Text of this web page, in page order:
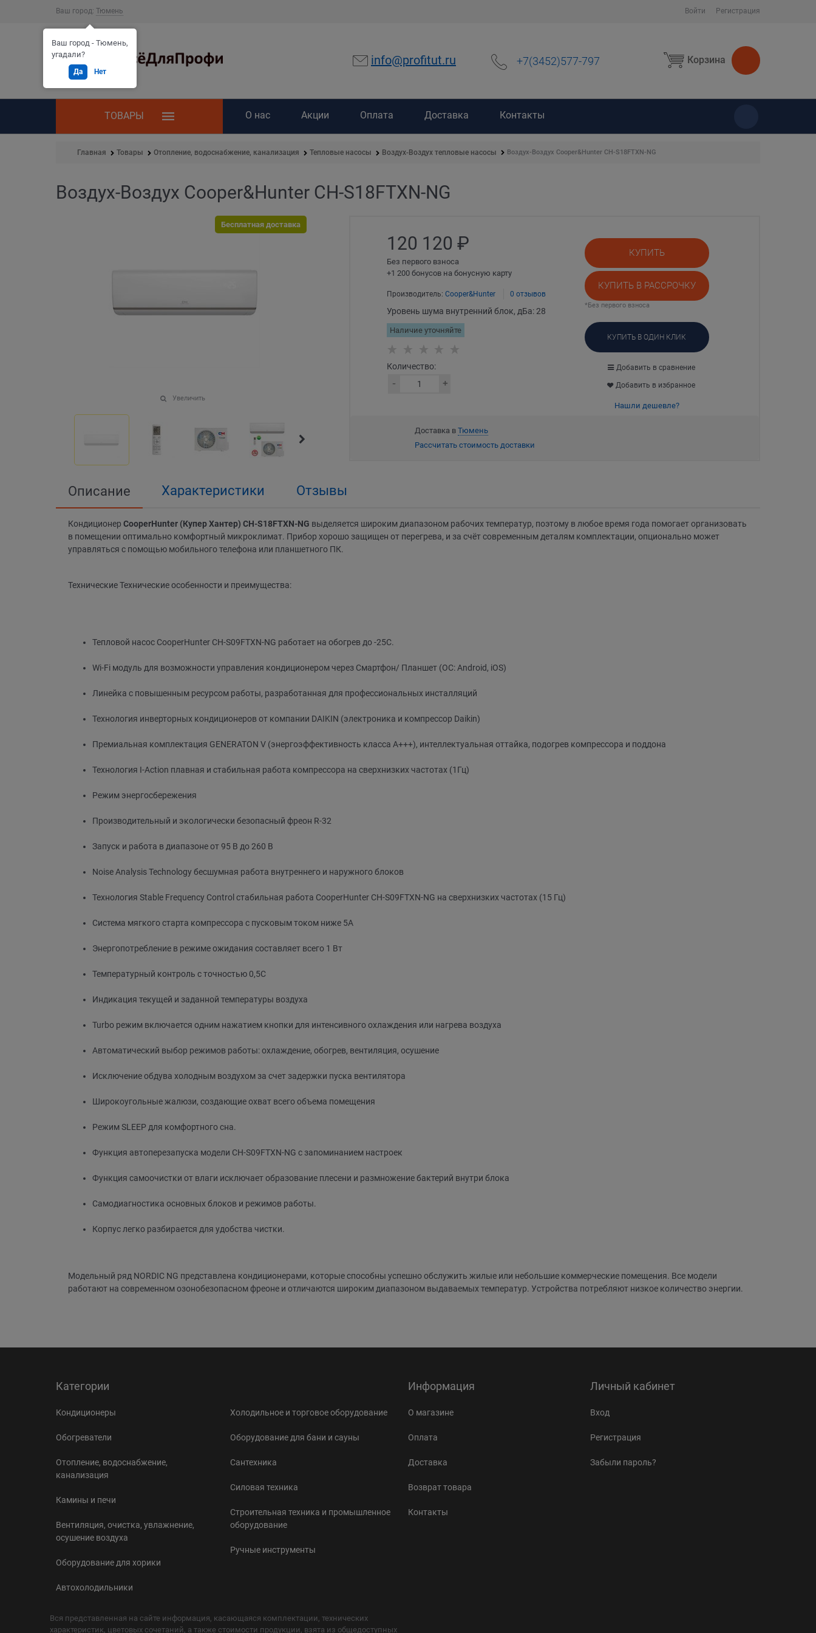
Ваш город: Тюмень Войти Регистрация
info@profitut.ru +7(3452)577-797 Корзина
ТОВАРЫ О нас Акции Оплата Доставка Контакты
Главная Товары Отопление, водоснабжение, канализация Тепловые насосы Воздух-Воздух тепловые насосы Воздух-Воздух Cooper&Hunter CH-S18FTXN-NG
Воздух-Воздух Cooper&Hunter CH-S18FTXN-NG
Бесплатная доставка
Увеличить
120 120 ₽
Без первого взноса
+1 200 бонусов на бонусную карту
Производитель:Cooper&Hunter 0 отзывов
Уровень шума внутренний блок, дБа: 28
Наличие уточняйте
Количество:
КУПИТЬ
КУПИТЬ В РАССРОЧКУ
*Без первого взноса
КУПИТЬ В ОДИН КЛИК
Добавить в сравнение
Добавить в избранное
Нашли дешевле?
Доставка вТюмень
Рассчитать стоимость доставки
Описание Характеристики Отзывы
Кондиционер CooperHunter (Купер Хантер) CH-S18FTXN-NG выделяется широким диапазоном рабочих температур, поэтому в любое время года помогает организовать
в помещении оптимально комфортный микроклимат. Прибор хорошо защищен от перегрева, и за счёт современным деталям комплектации, опционально может
управляться с помощью мобильного телефона или планшетного ПК.
Технические Технические особенности и преимущества:
Тепловой насос CooperHunter CH-S09FTXN-NG работает на обогрев до -25C.
Wi-Fi модуль для возможности управления кондиционером через Смартфон/ Планшет (ОС: Android, iOS)
Линейка с повышенным ресурсом работы, разработанная для профессиональных инсталляций
Технология инверторных кондиционеров от компании DAIKIN (электроника и компрессор Daikin)
Премиальная комплектация GENERATON V (энергоэффективность класса A+++), интеллектуальная оттайка, подогрев компрессора и поддона
Технология I-Action плавная и стабильная работа компрессора на сверхнизких частотах (1Гц)
Режим энергосбережения
Производительный и экологически безопасный фреон R-32
Запуск и работа в диапазоне от 95 В до 260 В
Noise Analysis Technology бесшумная работа внутреннего и наружного блоков
Технология Stable Frequency Control стабильная работа CooperHunter CH-S09FTXN-NG на сверхнизких частотах (15 Гц)
Система мягкого старта компрессора с пусковым током ниже 5А
Энергопотребление в режиме ожидания составляет всего 1 Вт
Температурный контроль с точностью 0,5C
Индикация текущей и заданной температуры воздуха
Turbo режим включается одним нажатием кнопки для интенсивного охлаждения или нагрева воздуха
Автоматический выбор режимов работы: охлаждение, обогрев, вентиляция, осушение
Исключение обдува холодным воздухом за счет задержки пуска вентилятора
Широкоугольные жалюзи, создающие охват всего объема помещения
Режим SLЕЕР для комфортного сна.
Функция автоперезапуска модели CH-S09FTXN-NG с запоминанием настроек
Функция самоочистки от влаги исключает образование плесени и размножение бактерий внутри блока
Самодиагностика основных блоков и режимов работы.
Корпус легко разбирается для удобства чистки.
Модельный ряд NORDIC NG представлена кондиционерами, которые способны успешно обслужить жилые или небольшие коммерческие помещения. Все модели
работают на современном озонобезопасном фреоне и отличаются широким диапазоном выдаваемых температур. Устройства потребляют низкое количество энергии.
Категории
Кондиционеры
Обогреватели
Отопление, водоснабжение,
канализация
Камины и печи
Вентиляция, очистка, увлажнение,
осушение воздуха
Оборудование для хорики
Автохолодильники
Холодильное и торговое оборудование
Оборудование для бани и сауны
Сантехника
Силовая техника
Строительная техника и промышленное
оборудование
Ручные инструменты
Информация
О магазине
Оплата
Доставка
Возврат товара
Контакты
Личный кабинет
Вход
Регистрация
Забыли пароль?
Вся представленная на сайте информация, касающаяся комплектации, технических
характеристик, цветовых сочетаний, а также стоимости продукции, взята из общедоступных
Ваш город - Тюмень,
угадали?
Да Нет